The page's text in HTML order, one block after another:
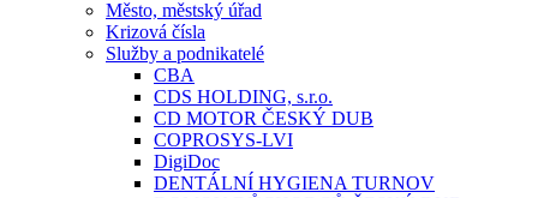
Město, městský úřad
Krizová čísla
Služby a podnikatelé
CBA
CDS HOLDING, s.r.o.
CD MOTOR ČESKÝ DUB
COPROSYS-LVI
DigiDoc
DENTÁLNÍ HYGIENA TURNOV